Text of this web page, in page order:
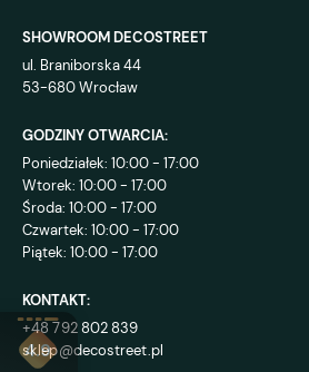
SHOWROOM DECOSTREET
ul. Braniborska 44
53-680 Wrocław
GODZINY OTWARCIA:
Poniedziałek: 10:00 - 17:00
Wtorek: 10:00 - 17:00
Środa: 10:00 - 17:00
Czwartek: 10:00 - 17:00
Piątek: 10:00 - 17:00
KONTAKT:
+48 792 802 839
sklep@decostreet.pl
4.9